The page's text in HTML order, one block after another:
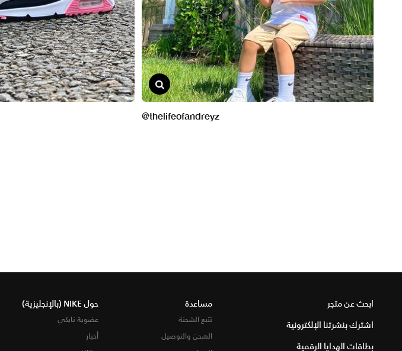
ابحث عن متجر
اشترك بنشرتنا الإلكترونية
بطاقات الهدايا الرقمية
مساعدة
تتبع الشحنة
الشحن والتوصيل
حول NIKE (بالإنجليزية)
عضوية نايكي
أخبار